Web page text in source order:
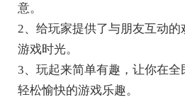
意。
2、给玩家提供了与朋友互动
游戏时光。
3、玩起来简单有趣，让你在
轻松愉快的游戏乐趣。